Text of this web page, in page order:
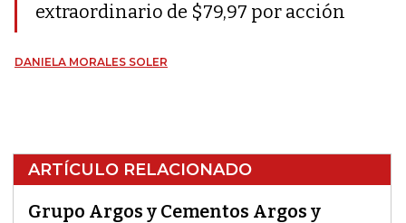
extraordinario de $79,97 por acción
DANIELA MORALES SOLER
ARTÍCULO RELACIONADO
Grupo Argos y Cementos Argos y